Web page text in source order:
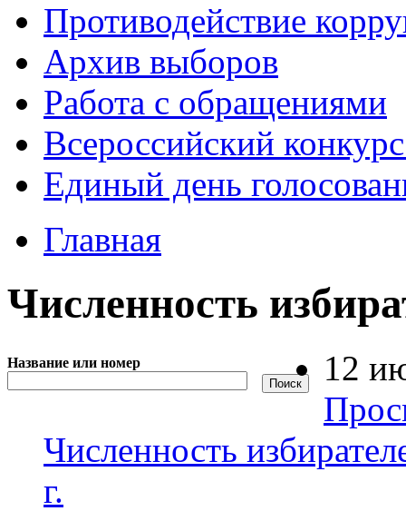
Противодействие
Архив выборов
Работа с обращениями
Всероссийский
Единый день
Главная
Численность
Название или номер
12
Численность
г.